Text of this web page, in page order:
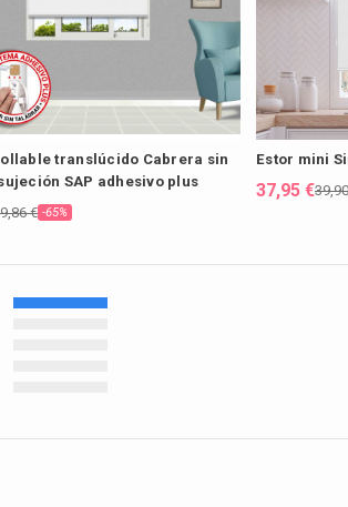
translúcido Cabrera sin
SAP adhesivo plus
€ -65%
Estor mini
37,95 €